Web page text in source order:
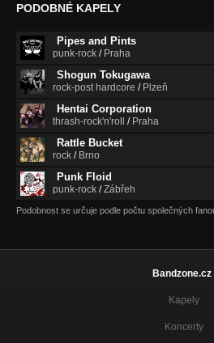
PODOBNÉ KAPELY
Pipes and Pints
punk-rock / Praha
Shogun Tokugawa
rock-post hardcore / Plzeň
Hentai Corporation
thrash-rock'n'roll / Praha
Rattle Bucket
rock / Brno
Punk Floid
punk-rock /Zábřeh
Podobnost se určuje podle počtu společných
Bandzone.cz
Kapely
Koncerty